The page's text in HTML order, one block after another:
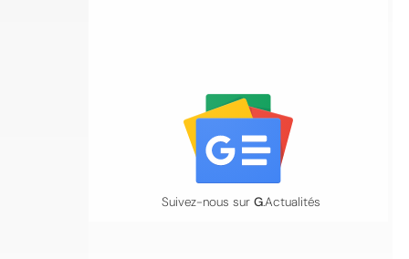
Suivez-nous sur G.Actualités